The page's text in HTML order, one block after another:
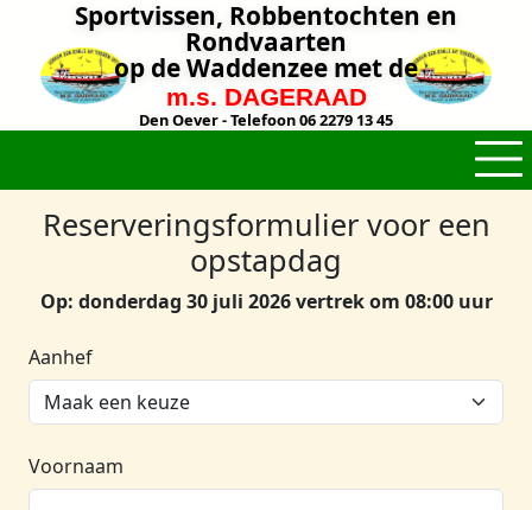
Sportvissen, Robbentochten en
Rondvaarten
op de Waddenzee met de
m.s. DAGERAAD
Den Oever - Telefoon 06 2279 13 45
Reserveringsformulier voor een
opstapdag
Op: donderdag 30 juli 2026 vertrek om 08:00 uur
Aanhef
Voornaam